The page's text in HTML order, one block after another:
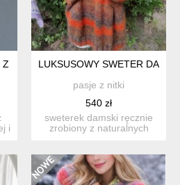
LNEM
i
LUKSUSOWY SWETER
pasje z nitki
540 zł
sweterek damski ręcznie
zrobiony z naturalnych